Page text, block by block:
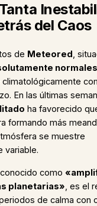
del Caos
de Meteored,
climatológicamente
En las últimas
ha favorecido
formando más
se muestre
variable.
como
planetarias», es el
de calma con